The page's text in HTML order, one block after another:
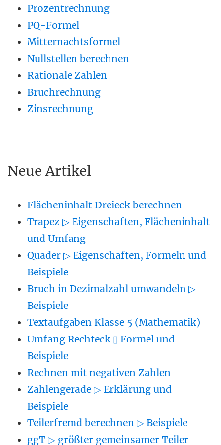
Prozentrechnung
PQ-Formel
Mitternachtsformel
Nullstellen berechnen
Rationale Zahlen
Bruchrechnung
Zinsrechnung
Neue Artikel
Flächeninhalt Dreieck berechnen
Trapez ▷ Eigenschaften, Flächeninhalt
und Umfang
Quader ▷ Eigenschaften, Formeln und
Beispiele
Bruch in Dezimalzahl umwandeln ▷
Beispiele
Textaufgaben Klasse 5 (Mathematik)
Umfang Rechteck ▯ Formel und
Beispiele
Rechnen mit negativen Zahlen
Zahlengerade ▷ Erklärung und
Beispiele
Teilerfremd berechnen ▷ Beispiele
ggT ▷ größter gemeinsamer Teiler